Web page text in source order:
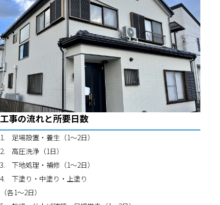
工事の流れと所要日数
1.	足場設置・養生（1〜2日）
2.	高圧洗浄（1日）
3.	下地処理・補修（1〜2日）
4.	下塗り・中塗り・上塗り
（各1〜2日）